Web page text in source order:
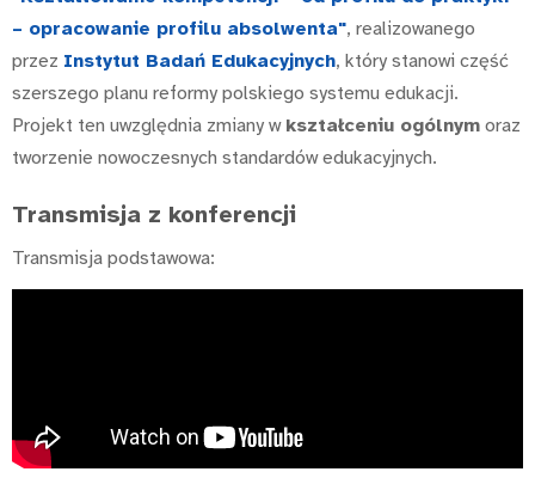
– opracowanie profilu absolwenta", realizowanego
przez Instytut Badań Edukacyjnych, który stanowi część
szerszego planu reformy polskiego systemu edukacji.
Projekt ten uwzględnia zmiany w kształceniu ogólnym oraz
tworzenie nowoczesnych standardów edukacyjnych.
Transmisja z konferencji
Transmisja podstawowa: